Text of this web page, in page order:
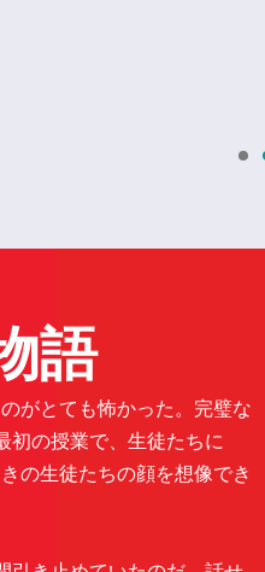
語
がとても怖かった。完璧な
初の授業で、生徒たちに
の生徒たちの顔を想像でき